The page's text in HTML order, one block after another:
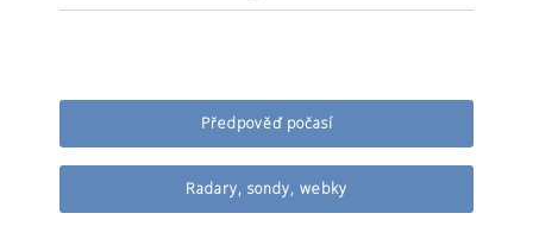
Předpověď počasí
Radary, sondy, webky